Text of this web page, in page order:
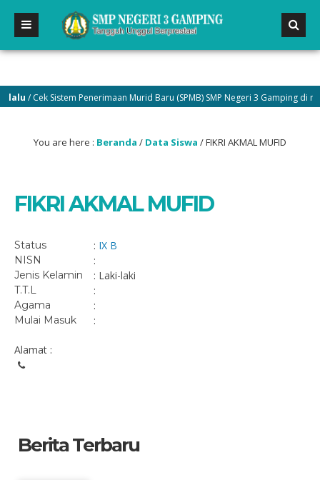
/ Cek Sistem Penerimaan Murid Baru (SPMB) SMP Negeri 3 Gamping di
You are here : Beranda / Data Siswa /FIKRI AKMAL MUFID
FIKRI AKMAL MUFID
Status : IX B
NISN :
Jenis Kelamin : Laki-laki
T.T.L :
Agama :
Mulai Masuk :
Alamat :
Berita Terbaru